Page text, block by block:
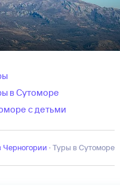
в Сутоморе
с детьми
Черногории · Туры в Сутоморе